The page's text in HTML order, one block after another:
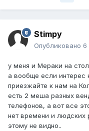
Stimpy
Опубликовано 6
у меня и Мераки на
а вообще если интерес
приезжайте к нам на
есть 2 меша разных
телефонов, а вот все
нет времени и людских
этому не видно..